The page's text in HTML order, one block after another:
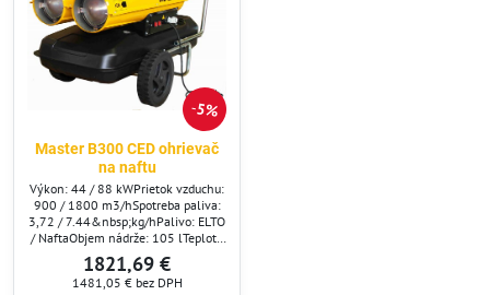
5%
Master B300 CED ohrievač
na naftu
Výkon: 44 / 88 kWPrietok vzduchu:
900 / 1800 m3/hSpotreba paliva:
3,72 / 7.44&nbsp;kg/hPalivo: ELTO
/ NaftaObjem nádrže: 105 lTeplota
ohriateho vzduchu na výstupe: 300
CMožnosť termostatu: ÁNOVýkon
motora: 0,28 / 0,56 kWSieťové
1821,69 €
1481,05 € bez DPH